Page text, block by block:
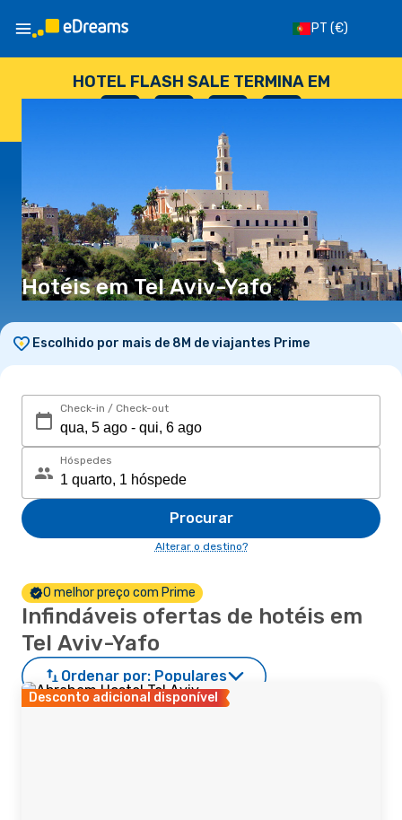
PT (€)
HOTEL FLASH SALE TERMINA EM
Hotéis em Tel Aviv-Yafo
Escolhido por mais de 8M de viajantes Prime
Check-in / Check-out
Hóspedes
Procurar
Alterar o destino?
O melhor preço com Prime
Infindáveis ofertas de hotéis em
Tel Aviv-Yafo
Ordenar por: Populares
Desconto adicional disponível